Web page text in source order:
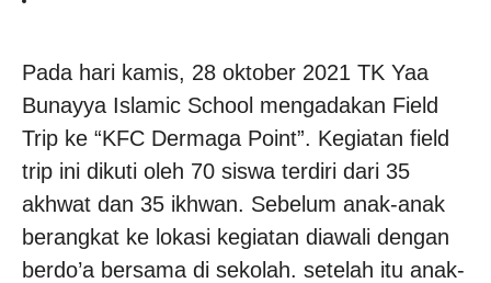
Pada hari kamis, 28 oktober 2021 TK Yaa
Bunayya Islamic School mengadakan Field
Trip ke “KFC Dermaga Point”. Kegiatan field
trip ini dikuti oleh 70 siswa terdiri dari 35
akhwat dan 35 ikhwan. Sebelum anak-anak
berangkat ke lokasi kegiatan diawali dengan
berdo’a bersama di sekolah. setelah itu anak-